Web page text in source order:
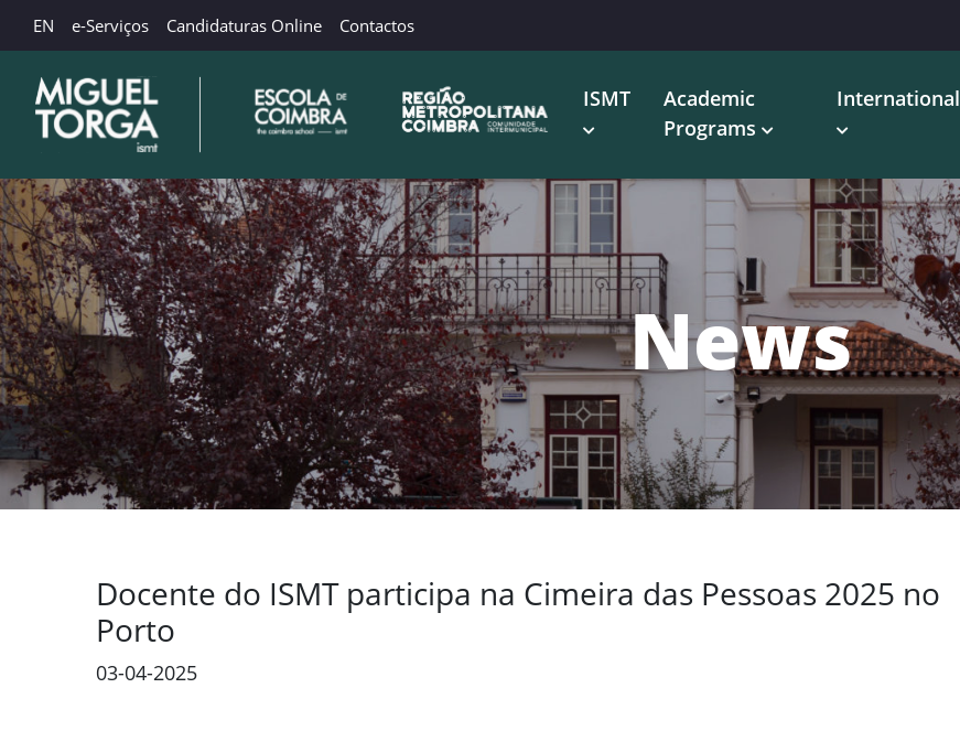
EN e-Serviços Candidaturas Online Contactos
ISMT
Academic
Programs
International
News
Docente do ISMT participa na Cimeira das Pessoas 2025 no
Porto
03-04-2025